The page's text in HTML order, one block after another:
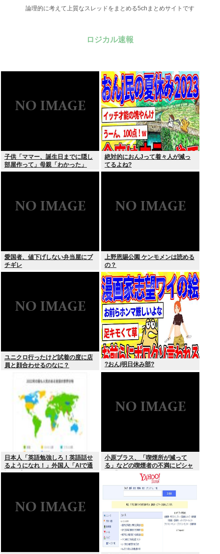
論理的に考えて上質なスレッドをまとめる5chまとめサイトです
ロジカル速報
子供「ママー、誕生日までに隠し
部屋作って」母親「わかった」
絶対的におんJって着々人が減っ
てるよね?
愛国者、値下げしない弁当屋にブ
チギレ
上野恩賜公園 ケンモメンは読める
の？
ユニクロ行ったけど試着の度に店
員と顔合わせるのなに？
?おんj明日休み部?
日本人「英語勉強しろ！英語話せ
るようになれ！」外国人「AIで通
訳アプリ使えばいいじゃん」
小原ブラス、「喫煙所が減って
る」などの喫煙者の不満にピシャ
リ 「じゃあやめれば？タバコなん
て家でだけ吸ってればいい」